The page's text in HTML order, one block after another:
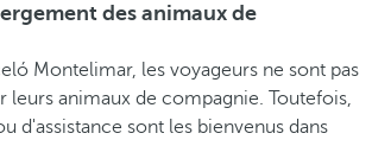
des animaux de
Montelimar, les voyageurs ne sont pas
leurs animaux de compagnie. Toutefois,
d'assistance sont les bienvenus dans